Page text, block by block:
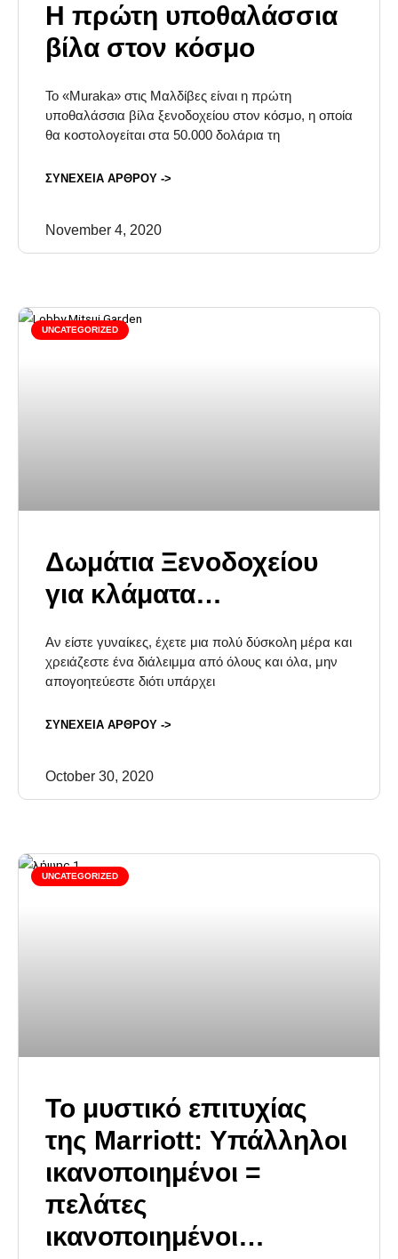
Η πρώτη υποθαλάσσια
βίλα στον κόσμο
Το «Muraka» στις Μαλδίβες είναι η πρώτη
υποθαλάσσια βίλα ξενοδοχείου στον κόσμο, η οποία
θα κοστολογείται στα 50.000 δολάρια τη
ΣΥΝΕΧΕΙΑ ΑΡΘΡΟΥ ->
November 4, 2020
UNCATEGORIZED
Δωμάτια Ξενοδοχείου
για κλάματα…
Αν είστε γυναίκες, έχετε μια πολύ δύσκολη μέρα και
χρειάζεστε ένα διάλειμμα από όλους και όλα, μην
απογοητεύεστε διότι υπάρχει
ΣΥΝΕΧΕΙΑ ΑΡΘΡΟΥ ->
October 30, 2020
UNCATEGORIZED
Το μυστικό επιτυχίας
της Marriott: Υπάλληλοι
ικανοποιημένοι =
πελάτες
ικανοποιημένοι…